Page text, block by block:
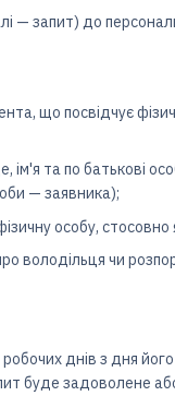
— запит) до
що посвідчує
та по батькові
— заявника);
особу, стосовно
володільця чи
днів з дня
задоволене або